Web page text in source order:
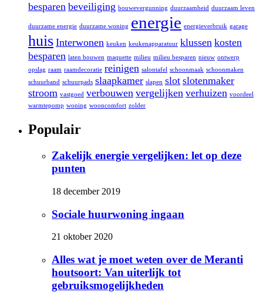
besparen beveiliging bouwevergunning duurzaamheid duurzaam leven
duurzame energie duurzame woning energie energieverbruik garage
huis Interwonen keuken keukenapparatuur klussen kosten
besparen laten bouwen maquette milieu milieu besparen nieuw ontwerp
opslag raam raamdecoratie reinigen salontafel schoonmaak schoonmaken
schuurband schuurpads slaapkamer slapen slot slotenmaker
stroom vastgoed verbouwen vergelijken verhuizen voordeel
warmtepomp woning wooncomfort zolder
Populair
Zakelijk energie vergelijken: let op deze
punten
18 december 2019
Sociale huurwoning ingaan
21 oktober 2020
Alles wat je moet weten over de Meranti
houtsoort: Van uiterlijk tot
gebruiksmogelijkheden